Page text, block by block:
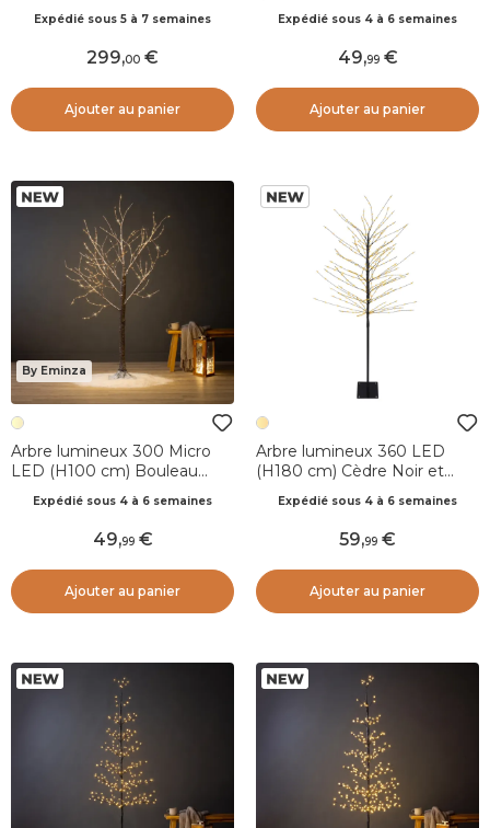
Expédié sous 5 à 7 semaines
299,00
Ajouter au panier
Expédié sous 4 à 6 semaines
49,99
Ajouter au panier
By Eminza
Arbre lumineux 300 Micro
LED (H100 cm) Bouleau
champagne
Expédié sous 4 à 6 semaines
49,99
Ajouter au panier
Arbre lumineux 360 LED
(H180 cm) Cèdre Noir et
Expédié sous 4 à 6 semaines
59,99
Ajouter au panier